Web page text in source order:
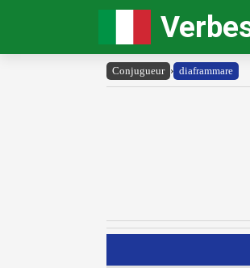
Conjugueur › diaframmare